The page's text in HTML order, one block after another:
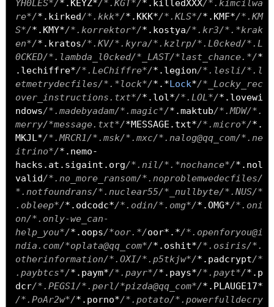
YH0LES*/*. KEYZ*/*.KGT*/*. killedXXX/*.kimcilwa
re*/*. kirked/*.kkk*/*. KKK*/*.KLS*/*. KMF*/*.KM
S*/*. KMY*/*.korrektor*/*. kostya/*.kr3/*.*krak
en*/*. kratos/*.KV/*.kyra/*.kzlrp/*.L0cked/*.L
0CKED/*.lambda_l0cked/*_LAST/*last_chance.*/*
. lechiffre*/*.LeChiffre*/*. legion/*.lesli/*.l
etmetrydecfiles/*.*lock*/*.*Lock*/*_Locky_rec
over_instructions.txt*/*. lol*/*.LOL*/*. lovewi
ndows/*.madebyadam/*.magic*/*.maktub/*.MDW/*.
merry/*message.txt*/*MESSAGE . txt*/*.micro*/*.
MKJL*/*.MRCR1/*.msk/*.mxc/*.nalog@qq_com/*.ne
itrino*/*. nemo-
hacks . at . sigaint . org/*.nil/*.*nochance*/*. nol
valid/*.no_more_ransom/*.noproblemwedecfiles/
*.notfoundrans/*.nuclear55/*_nullbyte/*.NUS/*
.obleep*/*. odcodc*/*.odin/*.omg*/*.OMG*/*.oni
on/*.only-we_can-
help_you*/*. oops/*oor.*/oor*.*/*.openforyou@i
ndia.com/*oplata@qq_com*/*. oshit*/*.osiris/*.
otherinformation/*.OXI/*.p5tkjw*/*. padcrypt/*
.paybtcs*/*. paym*/*.payr*/*. pays*/*.payt*/*. p
dcr/*.PEGS1/*.perl/*pizda@qq_com*/*. PLAUGE17*
/*.PoAr2w*/*. porno*/*.potato/*.powerfulldecry